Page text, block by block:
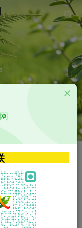
APP源码
影视源码
影视源码